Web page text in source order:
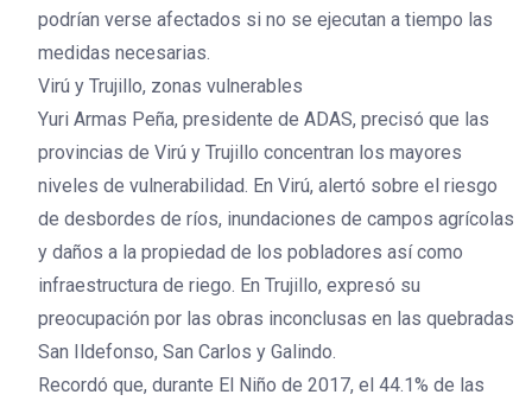
podrían verse afectados si no se ejecutan a tiempo las
medidas necesarias.
Virú y Trujillo, zonas vulnerables
Yuri Armas Peña, presidente de ADAS, precisó que las
provincias de Virú y Trujillo concentran los mayores
niveles de vulnerabilidad. En Virú, alertó sobre el riesgo
de desbordes de ríos, inundaciones de campos agrícolas
y daños a la propiedad de los pobladores así como
infraestructura de riego. En Trujillo, expresó su
preocupación por las obras inconclusas en las quebradas
San Ildefonso, San Carlos y Galindo.
Recordó que, durante El Niño de 2017, el 44.1% de las